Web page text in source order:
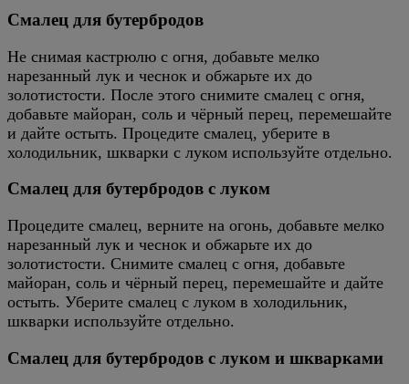
Смалец для бутербродов
Не снимая кастрюлю с огня, добавьте мелко
нарезанный лук и чеснок и обжарьте их до
золотистости. После этого снимите смалец с огня,
добавьте майоран, соль и чёрный перец, перемешайте
и дайте остыть. Процедите смалец, уберите в
холодильник, шкварки с луком используйте отдельно.
Смалец для бутербродов с луком
Процедите смалец, верните на огонь, добавьте мелко
нарезанный лук и чеснок и обжарьте их до
золотистости. Снимите смалец с огня, добавьте
майоран, соль и чёрный перец, перемешайте и дайте
остыть. Уберите смалец с луком в холодильник,
шкварки используйте отдельно.
Смалец для бутербродов с луком и шкварками